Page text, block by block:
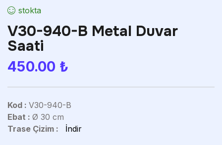
stokta
V30-940-B Metal Duvar
Saati
450.00 ₺
Kod : V30-940-B
Ebat : Ø 30 cm
Trase Çizim :
İndir